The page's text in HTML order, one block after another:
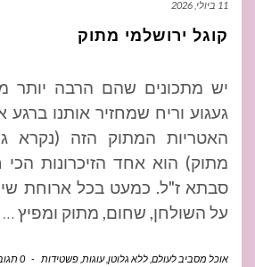
11 ביולי, 2026
קוגל ירושלמי מתוק
יש מתכונים שהם הרבה יותר
געגוע וריח שמחזיר אותנו ברגע
האטריות המתוק הזה (נקרא
מתוק) הוא אחד הזיכרונות
סבתא ז"ל. כמעט בכל ארוחת
על השולחן, שחום, מתוק ומפיץ …
אוכל מסביב לעולם ללא גלוטן ,עוגות פשטידות - 0 תגובות